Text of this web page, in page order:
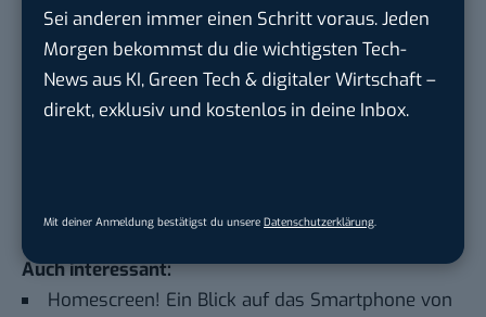
Sei anderen immer einen Schritt voraus. Jeden
Morgen bekommst du die wichtigsten Tech-
News aus KI, Green Tech & digitaler Wirtschaft –
direkt, exklusiv und kostenlos in deine Inbox.
Mit deiner Anmeldung bestätigst du unsere Datenschutzerklärung.
Google lässt dich jetzt selbst bestimmen,
welche Quellen du in der Suche häufiger
siehst. Mit zwei schnellen Klicks kannst du
BASIC thinking kostenlos als bevorzugte
Hier basicthinking.de hinzufügen
Auch interessant:
Homescreen! Ein Blick auf das Smartphone von